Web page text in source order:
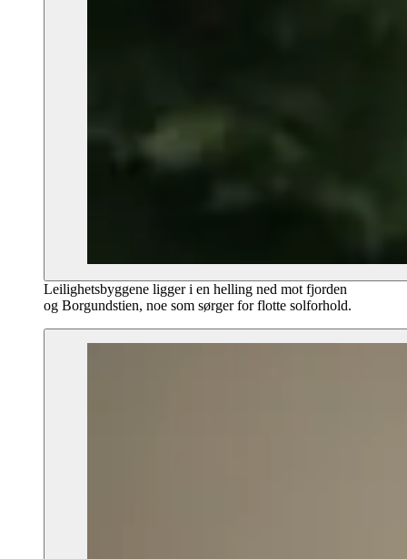
Leilighetsbyggene ligger i en helling ned mot fjorden
og Borgundstien, noe som sørger for flotte solforhold.